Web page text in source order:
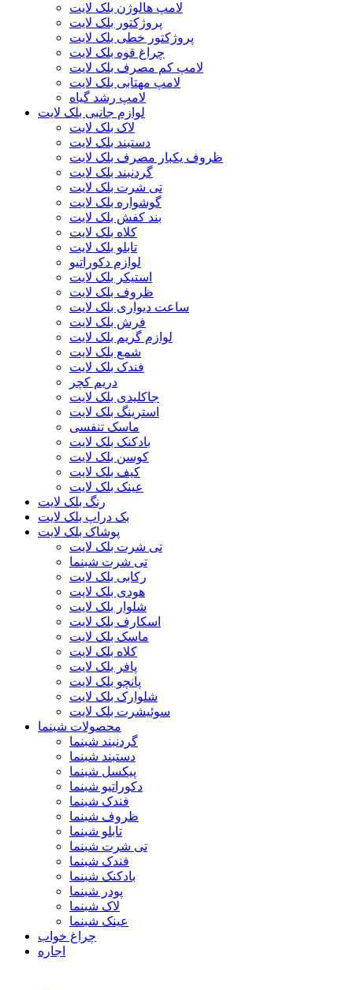
لامپ هالوژن بلک لایت
پروژکتور بلک لایت
پروژکتور خطی بلک لایت
چراغ قوه بلک لایت
لامپ کم مصرف بلک لایت
لامپ مهتابی بلک لایت
لامپ رشد گیاه
لوازم جانبی بلک لایت
لاک بلک لایت
دستبند بلک لایت
ظروف یکبار مصرف بلک لایت
گردنبند بلک لایت
تی شرت بلک لایت
گوشواره بلک لایت
بند کفش بلک لایت
کلاه بلک لایت
تابلو بلک لایت
لوازم دکوراتیو
استیکر بلک لایت
ظروف بلک لایت
ساعت دیواری بلک لایت
فرش بلک لایت
لوازم گریم بلک لایت
شمع بلک لایت
فندک بلک لایت
دریم کچر
جاکلیدی بلک لایت
استرینگ بلک لایت
ماسک تنفسی
بادکنک بلک لایت
کوسن بلک لایت
کیف بلک لایت
عینک بلک لایت
رنگ بلک لایت
بک دراپ بلک لایت
پوشاک بلک لایت
تی شرت بلک لایت
تی شرت شبنما
رکابی بلک لایت
هودی بلک لایت
شلوار بلک لایت
اسکارف بلک لایت
ماسک بلک لایت
کلاه بلک لایت
پافر بلک لایت
پانچو بلک لایت
شلوارک بلک لایت
سوئیشرت بلک لایت
محصولات شبنما
گردنبند شبنما
دستبند شبنما
پیکسل شبنما
دکوراتیو شبنما
فندک شبنما
ظروف شبنما
تابلو شبنما
تی شرت شبنما
فندک شبنما
بادکنک شبنما
پودر شبنما
لاک شبنما
عینک شبنما
چراغ خواب
اجاره